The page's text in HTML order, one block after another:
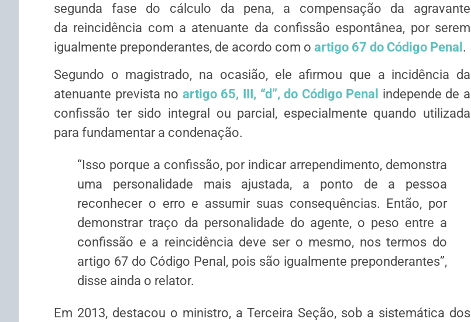
segunda fase do cálculo da pena, a compensação da agravante
da reincidência com a atenuante da confissão espontânea, por serem
igualmente preponderantes, de acordo com o artigo 67 do Código Penal .
Segundo o magistrado, na ocasião, ele afirmou que a incidência da
atenuante prevista no artigo 65, III, “d”, do Código Penal independe de a
confissão ter sido integral ou parcial, especialmente quando utilizada
para fundamentar a condenação.
“Isso porque a confissão, por indicar arrependimento, demonstra
uma personalidade mais ajustada, a ponto de a pessoa
reconhecer o erro e assumir suas consequências. Então, por
demonstrar traço da personalidade do agente, o peso entre a
confissão e a reincidência deve ser o mesmo, nos termos do
artigo 67 do Código Penal, pois são igualmente preponderantes”,
disse ainda o relator.
Em 2013, destacou o ministro, a Terceira Seção, sob a sistemática dos